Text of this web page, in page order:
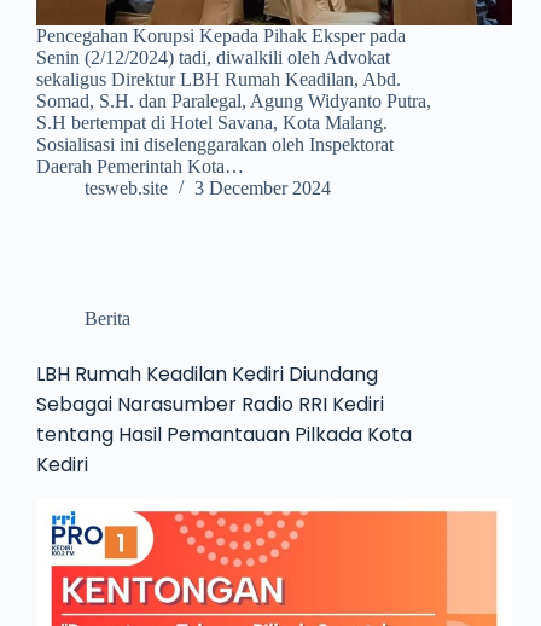
Pencegahan Korupsi Kepada Pihak Eksper pada
Senin (2/12/2024) tadi, diwalkili oleh Advokat
sekaligus Direktur LBH Rumah Keadilan, Abd.
Somad, S.H. dan Paralegal, Agung Widyanto Putra,
S.H bertempat di Hotel Savana, Kota Malang.
Sosialisasi ini diselenggarakan oleh Inspektorat
Daerah Pemerintah Kota…
tesweb.site
3 December 2024
Berita
LBH Rumah Keadilan Kediri Diundang
Sebagai Narasumber Radio RRI Kediri
tentang Hasil Pemantauan Pilkada Kota
Kediri